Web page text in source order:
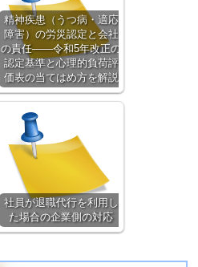
精神疾患（うつ病・適応
障害）の労災認定と会社
の責任——令和5年改正の
認定基準と心理的負荷評
価表の当てはめ方を解説
社員が退職代行を利用し
た場合の企業側の対応